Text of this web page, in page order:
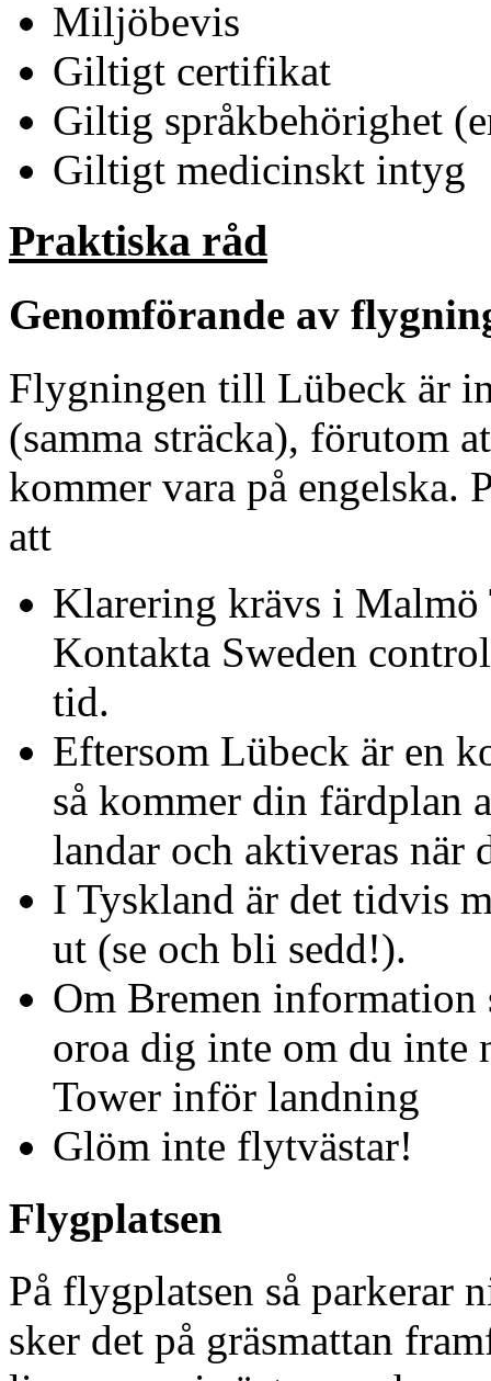
Miljöbevis
Giltigt certifikat
Giltig språkbehörighet
Giltigt medicinskt intyg
Praktiska råd
Genomförande av
Flygningen till Lübeck är
(samma sträcka), förutom
kommer vara på engelska.
att
Klarering krävs i
Kontakta Sweden
tid.
Eftersom Lübeck är en
så kommer din färdplan
landar och aktiveras när
I Tyskland är det tidvis
ut (se och bli sedd!).
Om Bremen information
oroa dig inte om du inte
Tower inför landning
Glöm inte flytvästar!
Flygplatsen
På flygplatsen så parkerar
sker det på gräsmattan